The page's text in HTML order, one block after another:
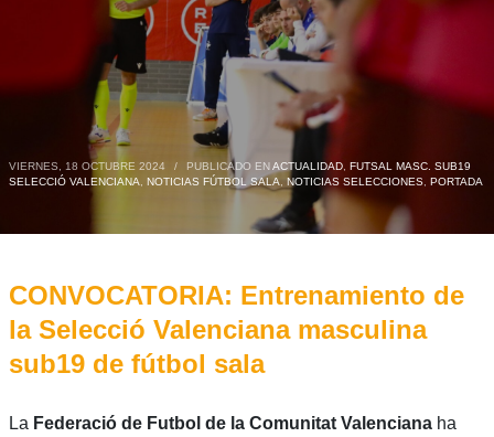
VIERNES, 18 OCTUBRE 2024 / PUBLICADO ENACTUALIDAD, FUTSAL MASC. SUB19
SELECCIÓ VALENCIANA
NOTICIAS FÚTBOL SALA NOTICIAS SELECCIONES, PORTADA
CONVOCATORIA: Entrenamiento de
la Selecció Valenciana masculina
sub19 de fútbol sala
La Federació de Futbol de la Comunitat Valencianaha